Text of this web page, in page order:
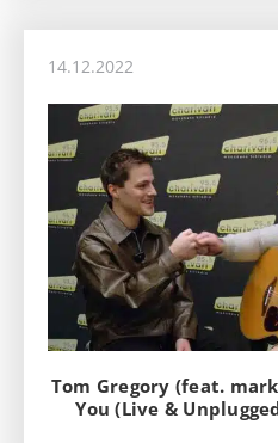
14.12.2022
Tom Gregory (feat.
You (Live &